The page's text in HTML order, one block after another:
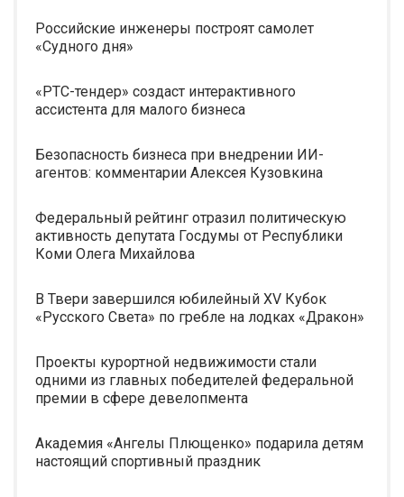
Российские инженеры построят самолет
«Судного дня»
«РТС-тендер» создаст интерактивного
ассистента для малого бизнеса
Безопасность бизнеса при внедрении ИИ-
агентов: комментарии Алексея Кузовкина
Федеральный рейтинг отразил политическую
активность депутата Госдумы от Республики
Коми Олега Михайлова
В Твери завершился юбилейный XV Кубок
«Русского Света» по гребле на лодках «Дракон»
Проекты курортной недвижимости стали
одними из главных победителей федеральной
премии в сфере девелопмента
Академия «Ангелы Плющенко» подарила детям
настоящий спортивный праздник